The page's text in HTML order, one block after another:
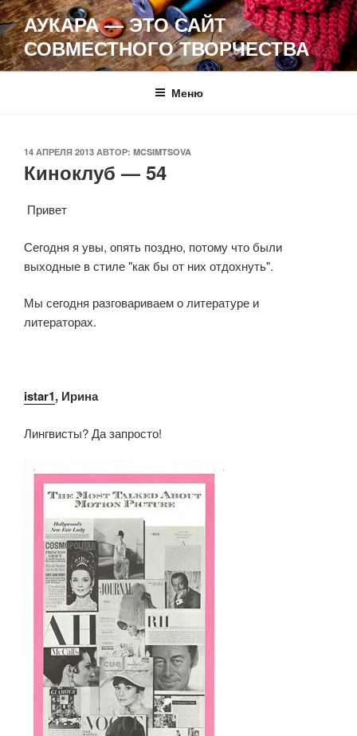
Перейти
к
содержимому
АУКАРА — ЭТО САЙТ
СОВМЕСТНОГО ТВОРЧЕСТВА
Меню
ОПУБЛИКОВАНО
14 АПРЕЛЯ 2013 АВТОР: MCSIMTSOVA
Киноклуб — 54
Привет
Сегодня я увы, опять поздно, потому что были
выходные в стиле "как бы от них отдохнуть".
Мы сегодня разговариваем о литературе и
литераторах.
istar1, Ирина
Лингвисты? Да запросто!